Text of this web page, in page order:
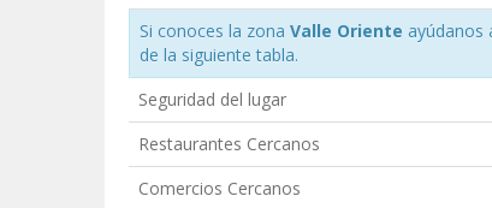
Si conoces la zona Valle Oriente ayúdanos
de la siguiente tabla.
Seguridad del lugar
Restaurantes Cercanos
Comercios Cercanos